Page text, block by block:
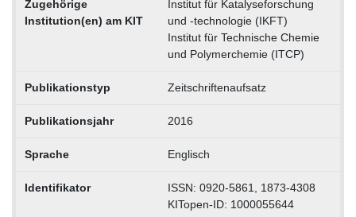
Zugehörige
Institution(en) am KIT
Institut für Katalyseforschung
und -technologie (IKFT)
Institut für Technische Chemie
und Polymerchemie (ITCP)
Publikationstyp Zeitschriftenaufsatz
Publikationsjahr 2016
Sprache Englisch
Identifikator
ISSN: 0920-5861, 1873-4308
KITopen-ID: 1000055644